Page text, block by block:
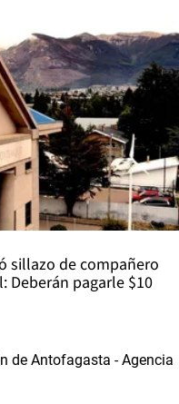
sillazo de compañero
Deberán pagarle $10